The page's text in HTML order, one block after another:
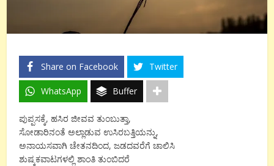
Share on Facebook Twitter
WhatsApp Buffer
ಪುಪ್ಪಸಕ್ಕೆ, ಹಸಿರ ಜೀವವ ತುಂಬುತ್ತಾ,
ಸೋಡಾರಿನಂತೆ ಅಲ್ಲಾಡುವ ಉಸಿರಬತ್ತಿಯನ್ನು,
ಅನಾಯಸವಾಗಿ ಚೇತನದಿಂದ, ಜಡದವರೆಗೆ ಚಾಲಿಸಿ
ಶುಷ್ಕಕವಾಟಗಳಲ್ಲಿ ಶಾಂತಿ ತುಂಬಿದರೆ